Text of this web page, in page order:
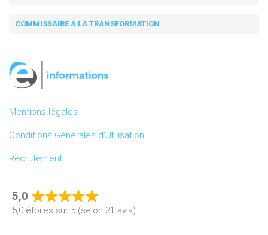
COMMISSAIRE À LA TRANSFORMATION
Mentions légales
Conditions Générales d’Utilisation
Recrutement
5,0
Rated
5,0
5,0 étoiles sur 5 (selon 21 avis)